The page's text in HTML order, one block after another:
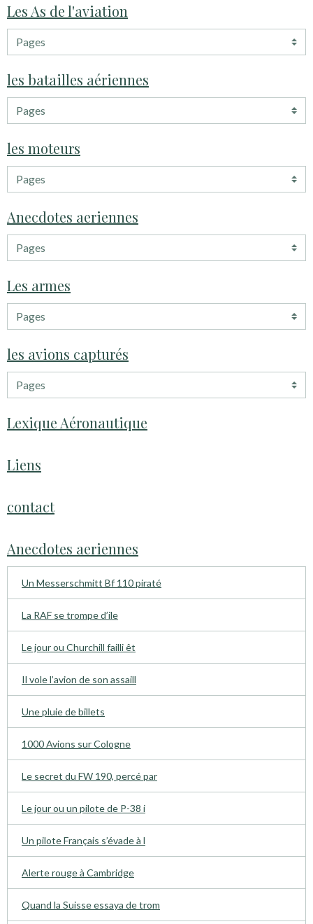
Les As de l'aviation
les batailles aériennes
les moteurs
Anecdotes aeriennes
Les armes
les avions capturés
Lexique Aéronautique
Liens
contact
Anecdotes aeriennes
Un Messerschmitt Bf 110 piraté
La RAF se trompe d’ile
Le jour ou Churchill failli êt
Il vole l’avion de son assaill
Une pluie de billets
1000 Avions sur Cologne
Le secret du FW 190, percé par
Le jour ou un pilote de P-38 i
Un pilote Français s’évade à l
Alerte rouge à Cambridge
Quand la Suisse essaya de trom